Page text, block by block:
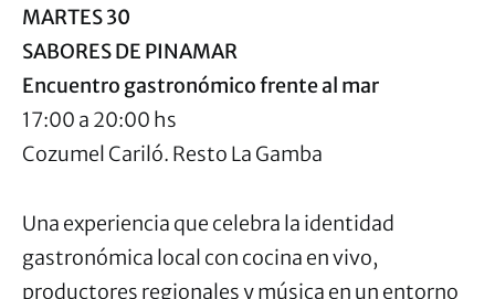
MARTES 30
SABORES DE PINAMAR
Encuentro gastronómico frente al mar
17:00 a 20:00 hs
Cozumel Cariló. Resto La Gamba
Una experiencia que celebra la identidad
gastronómica local con cocina en vivo,
productores regionales y música en un entorno